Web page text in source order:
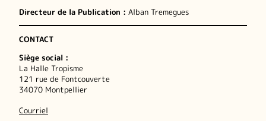
Directeur de la Publication : Alban Tremegues
CONTACT
Siège social :
La Halle Tropisme
121 rue de Fontcouverte
34070 Montpellier
Courriel